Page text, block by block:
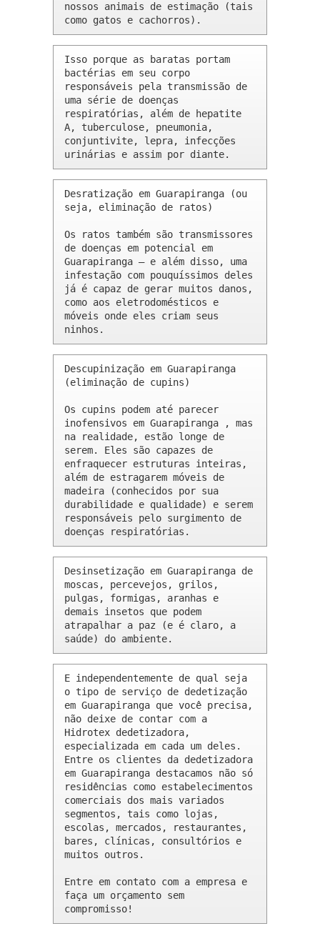
nossos animais de estimação (tais
como gatos e cachorros).
Isso porque as baratas portam
bactérias em seu corpo
responsáveis pela transmissão de
uma série de doenças
respiratórias, além de hepatite
A, tuberculose, pneumonia,
conjuntivite, lepra, infecções
urinárias e assim por diante.
Desratização em Guarapiranga (ou
seja, eliminação de ratos)
Os ratos também são transmissores
de doenças em potencial em
Guarapiranga – e além disso, uma
infestação com pouquíssimos deles
já é capaz de gerar muitos danos,
como aos eletrodomésticos e
móveis onde eles criam seus
ninhos.
Descupinização em Guarapiranga
(eliminação de cupins)
Os cupins podem até parecer
inofensivos em Guarapiranga , mas
na realidade, estão longe de
serem. Eles são capazes de
enfraquecer estruturas inteiras,
além de estragarem móveis de
madeira (conhecidos por sua
durabilidade e qualidade) e serem
responsáveis pelo surgimento de
doenças respiratórias.
Desinsetização em Guarapiranga de
moscas, percevejos, grilos,
pulgas, formigas, aranhas e
demais insetos que podem
atrapalhar a paz (e é claro, a
saúde) do ambiente.
E independentemente de qual seja
o tipo de serviço de dedetização
em Guarapiranga que você precisa,
não deixe de contar com a
Hidrotex dedetizadora,
especializada em cada um deles.
Entre os clientes da dedetizadora
em Guarapiranga destacamos não só
residências como estabelecimentos
comerciais dos mais variados
segmentos, tais como lojas,
escolas, mercados, restaurantes,
bares, clínicas, consultórios e
muitos outros.
Entre em contato com a empresa e
faça um orçamento sem
compromisso!